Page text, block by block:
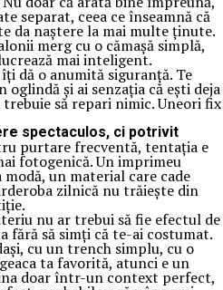
separat, ceea ce înseamnă că
da naștere la mai multe ținute.
merg cu o cămașă simplă,
mai inteligent.
dă o anumită siguranță. Te
și ai senzația că ești deja
să repari nimic. Uneori fix
spectaculos, ci potrivit
purtare frecventă, tentația e
fotogenică. Un imprimeu
un material care cade
zilnică nu trăiește din
nu ar trebui să fie efectul de
fără să simți că te-ai costumat.
cu un trench simplu, cu o
ta favorită, atunci e un
doar într-un context perfect,